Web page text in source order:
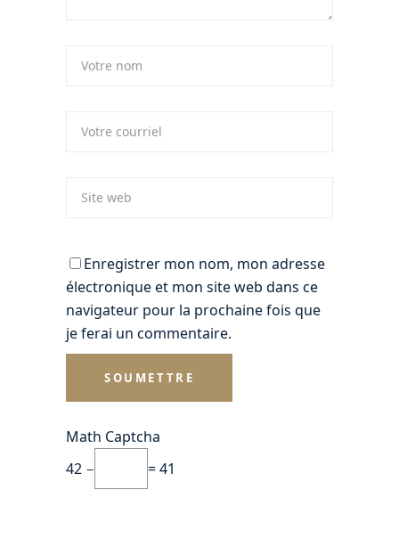
Enregistrer mon nom, mon adresse
électronique et mon site web dans ce
navigateur pour la prochaine fois que
je ferai un commentaire.
Math Captcha
42 −
= 41